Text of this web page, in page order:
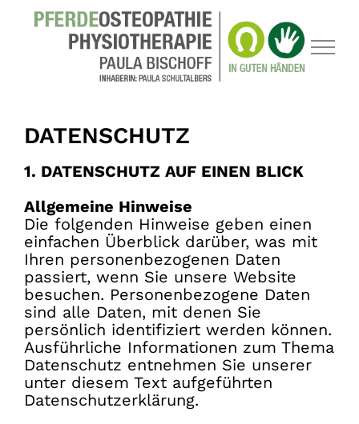
Inhalt
DATENSCHUTZ
1. DATENSCHUTZ AUF EINEN BLICK
Allgemeine Hinweise
Die folgenden Hinweise geben einen
einfachen Überblick darüber, was mit
Ihren personenbezogenen Daten
passiert, wenn Sie unsere Website
besuchen. Personenbezogene Daten
sind alle Daten, mit denen Sie
persönlich identifiziert werden können.
Ausführliche Informationen zum Thema
Datenschutz entnehmen Sie unserer
unter diesem Text aufgeführten
Datenschutzerklärung.